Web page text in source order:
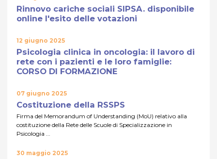
Rinnovo cariche sociali SIPSA. disponibile
online l'esito delle votazioni
12 giugno 2025
Psicologia clinica in oncologia: il lavoro di
rete con i pazienti e le loro famiglie:
CORSO DI FORMAZIONE
07 giugno 2025
Costituzione della RSSPS
Firma del Memorandum of Understanding (MoU) relativo alla
costituzione della Rete delle Scuole di Specializzazione in
Psicologia ...
30 maggio 2025